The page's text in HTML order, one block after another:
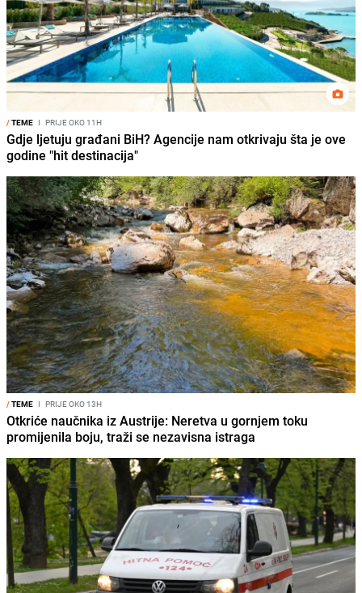
/TEME I PRIJE OKO 11H
Gdje ljetuju građani BiH? Agencije nam otkrivaju šta je ove
godine "hit destinacija"
/TEME I PRIJE OKO 13H
Otkriće naučnika iz Austrije: Neretva u gornjem toku
promijenila boju, traži se nezavisna istraga